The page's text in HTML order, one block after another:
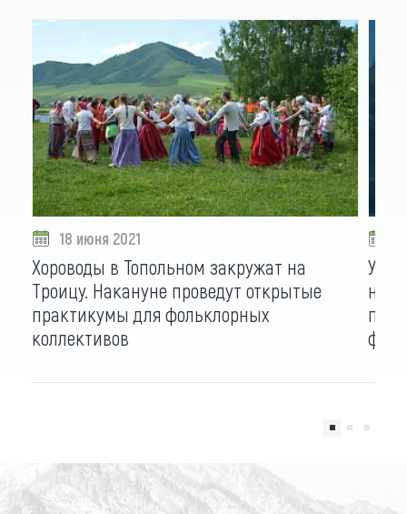
18 июня 2021
Хороводы в Топольном закружат на
Троицу. Накануне проведут открытые
практикумы для фольклорных
коллективов